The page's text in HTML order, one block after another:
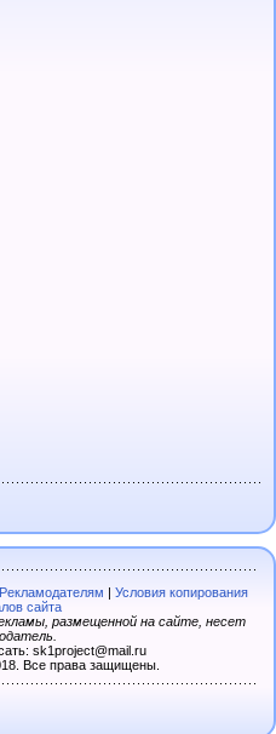
Рекламодателям
Условия копирования
сайта
размещенной на сайте, несет
sk1project@mail.ru
Все права защищены.